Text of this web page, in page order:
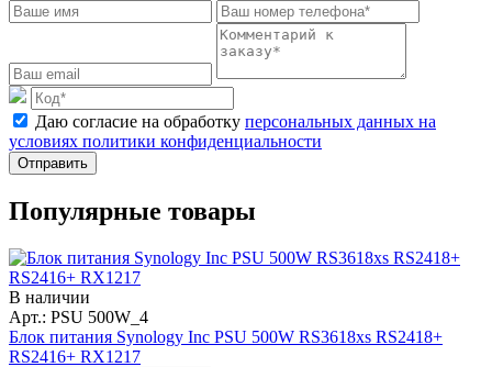
Даю согласие на обработку персональных данных на
условиях политики конфиденциальности
Отправить
Популярные товары
В наличии
Арт.: PSU 500W_4
Блок питания Synology Inc PSU 500W RS3618xs RS2418+
RS2416+ RX1217